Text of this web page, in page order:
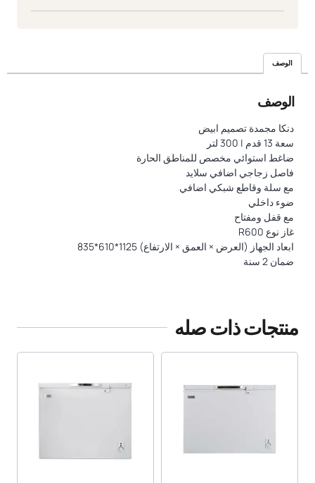
الوصف
الوصف
دنكا مجمدة تصميم ابيض
سعة 13 قدم | 300 لتر
ضاغط استوائي مخصص للمناطق الحارة
فاصل زجاجي اضافي سلايد
مع سلة وقاطع شبكي اضافي
ضوء داخلي
مع قفل ومفتاح
غاز نوع R600
ابعاد الجهاز (العرض × العمق × الارتفاع) 1125*610*835
ضمان 2 سنة
منتجات ذات صله